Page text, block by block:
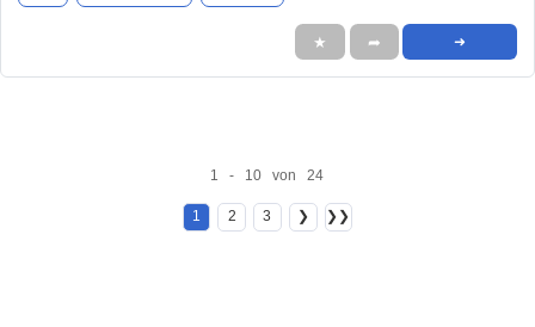
★ ➦ ➜
1 - 10 von 24
1 2 3 ❯ ❯❯